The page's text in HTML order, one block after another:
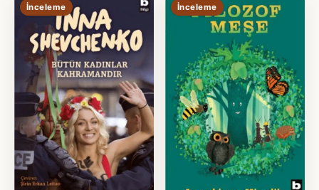
İnceleme İnceleme